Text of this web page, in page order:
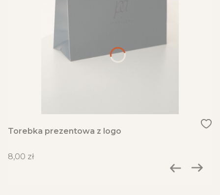
Torebka prezentowa z logo
Cena
8,00 zł